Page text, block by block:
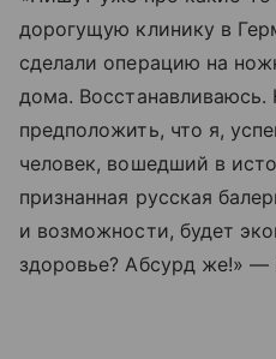
дорогущую клинику в
сделали операцию на
дома.
предположить, что я,
человек, вошедший в
признанная русская
и возможности, будет
здоровье? Абсурд же!» —